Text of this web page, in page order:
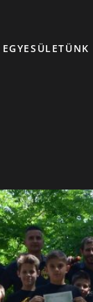
EGYESÜLETÜNK